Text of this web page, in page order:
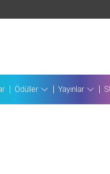
Ödüller Yayınlar